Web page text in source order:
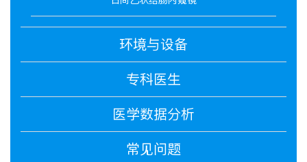
环境与设备
专科医生
医学数据分析
常见问题